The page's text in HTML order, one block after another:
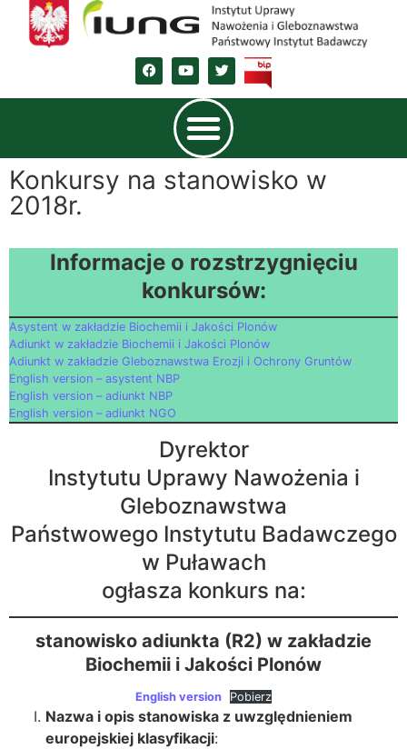
Konkursy na stanowisko w
2018r.
Informacje o rozstrzygnięciu
konkursów:
Asystent w zakładzie Biochemii i Jakości Plonów
Adiunkt w zakładzie Biochemii i Jakości Plonów
Adiunkt w zakładzie Gleboznawstwa Erozji i Ochrony Gruntów
English version – asystent NBP
English version – adiunkt NBP
English version – adiunkt NGO
Dyrektor
Instytutu Uprawy Nawożenia i
Gleboznawstwa
Państwowego Instytutu Badawczego
w Puławach
ogłasza konkurs na:
stanowisko adiunkta (R2) w zakładzie
Biochemii i Jakości Plonów
English version Pobierz
Nazwa i opis stanowiska z uwzględnieniem
europejskiej klasyfikacji: